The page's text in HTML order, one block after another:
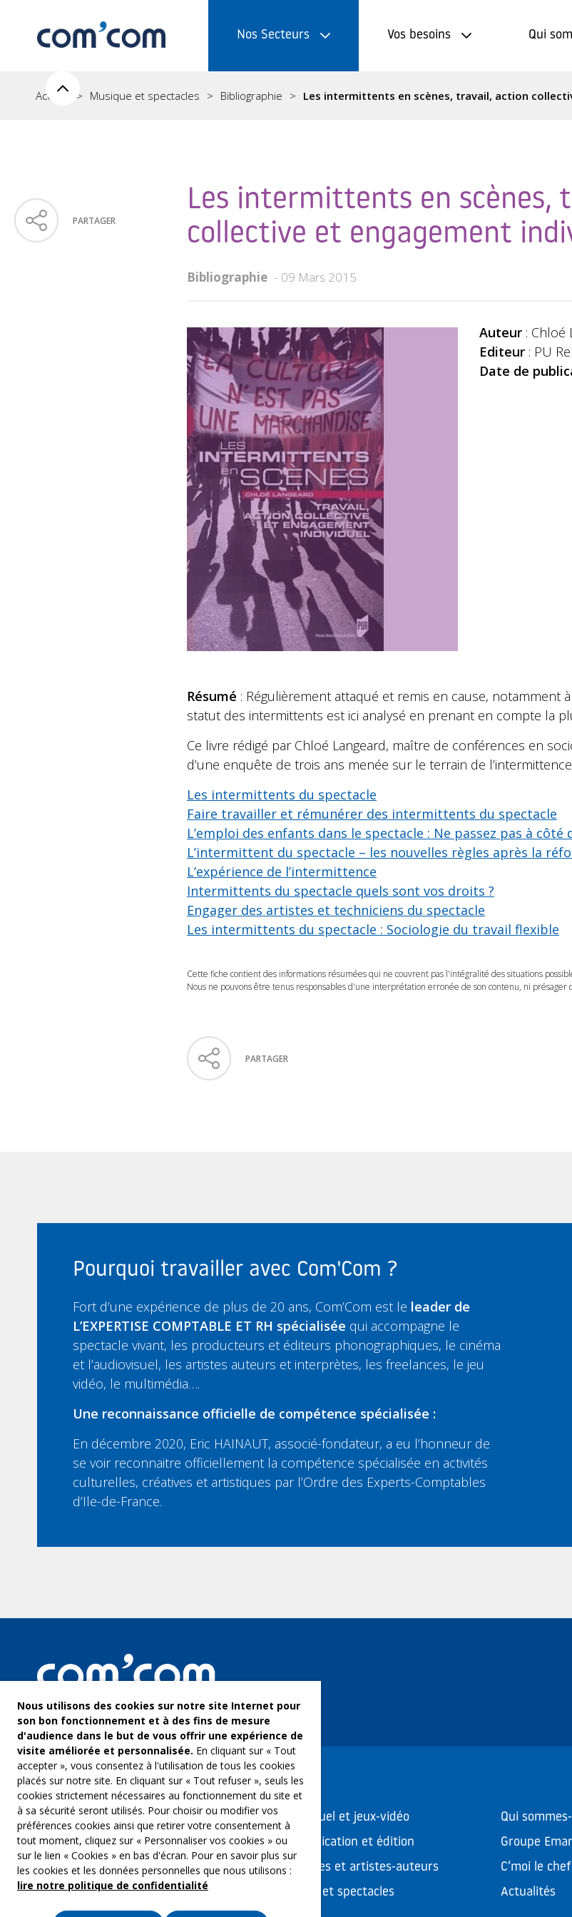
Nos Secteurs Vos besoins Qui
Accueil Musique et spectacles Bibliographie Les intermittents en scènes, travail, action
Les intermittents en scènes,
collective et engagement
Bibliographie 09 Mars 2015
PARTAGER
Auteur : Chloé
Editeur : PU
Date de
Résumé : Régulièrement attaqué et remis en cause, notamment
statut des intermittents est ici analysé en prenant en compte la
Ce livre rédigé par Chloé Langeard, maître de conférences en
d’une enquête de trois ans menée sur le terrain de
Les intermittents du spectacle
Faire travailler et rémunérer des intermittents du spectacle
L’emploi des enfants dans le spectacle : Ne passez pas à
L’intermittent du spectacle – les nouvelles règles après la
L’expérience de l’intermittence
Intermittents du spectacle quels sont vos droits ?
Engager des artistes et techniciens du spectacle
Les intermittents du spectacle : Sociologie du travail flexible
Cette fiche contient des informations résumées qui ne couvrent pas l'intégralité des situations
Nous ne pouvons être tenus responsables d'une interprétation erronée de son contenu, ni présager
PARTAGER
Pourquoi travailler avec Com'Com ?
Fort d’une expérience de plus de 20 ans, Com’Com est le leader de
L’EXPERTISE COMPTABLE ET RH spécialisée qui accompagne le
spectacle vivant, les producteurs et éditeurs phonographiques, le cinéma
et l’audiovisuel, les artistes auteurs et interprètes, les freelances, le jeu
vidéo, le multimédia….
Une reconnaissance officielle de compétence spécialisée :
En décembre 2020, Eric HAINAUT, associé-fondateur, a eu l’honneur de
se voir reconnaitre officiellement la compétence spécialisée en activités
culturelles, créatives et artistiques par l’Ordre des Experts-Comptables
d’Ile-de-France.
COM’COM
Groupe Emargence
141 avenue de Wagram
75017 Paris
Tél. :01 53 19 00 00
Audiovisuel et jeux-vidéo
Communication et édition
Freelances et artistes-auteurs
Musique et spectacles
Qui
Groupe
C’moi le chef
Actualités
Nous utilisons des cookies sur notre site Internet pour
son bon fonctionnement et à des fins de mesure
d'audience dans le but de vous offrir une expérience de
visite améliorée et personnalisée. En cliquant sur « Tout
accepter », vous consentez à l'utilisation de tous les cookies
placés sur notre site. En cliquant sur « Tout refuser », seuls les
cookies strictement nécessaires au fonctionnement du site et
à sa sécurité seront utilisés. Pour choisir ou modifier vos
préférences cookies ainsi que retirer votre consentement à
tout moment, cliquez sur « Personnaliser vos cookies » ou
sur le lien « Cookies » en bas d'écran. Pour en savoir plus sur
les cookies et les données personnelles que nous utilisons :
lire notre politique de confidentialité